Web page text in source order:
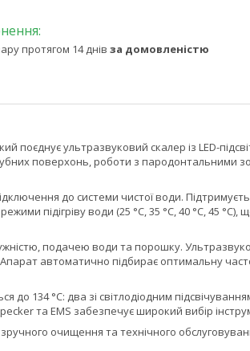
протягом 14 днів за домовленістю
поєднує ультразвуковий скалер із LED-
поверхонь, роботи з пародонтальними
до системи чистої води.
підігріву води (25 °C, 35 °C, 40 °C, 45
подачею води та порошку.
автоматично підбирає оптимальну
134 °C: два зі світлодіодним
та EMS забезпечує широкий вибір
очищення та технічного